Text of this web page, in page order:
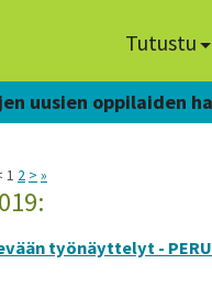
Tutustu
uusien oppilaiden
1 2 > »
työnäyttelyt -